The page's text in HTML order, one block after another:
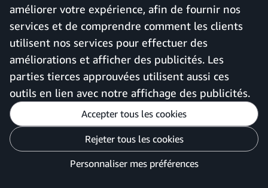
améliorer votre expérience, afin de fournir nos
services et de comprendre comment les clients
utilisent nos services pour effectuer des
améliorations et afficher des publicités. Les
parties tierces approuvées utilisent aussi ces
outils en lien avec notre affichage des publicités.
Accepter tous les cookies
Rejeter tous les cookies
Personnaliser mes préférences
Business
France
Personnaliser mes préférences
Avis de confidentialité
Vos options de confidentialité des publicités